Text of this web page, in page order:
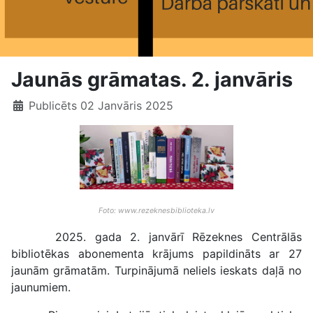
Jaunās grāmatas. 2. janvāris
Publicēts 02 Janvāris 2025
Foto: www.rezeknesbiblioteka.lv
2025. gada 2. janvārī Rēzeknes Centrālās
bibliotēkas abonementa krājums papildināts ar 27
jaunām grāmatām. Turpinājumā neliels ieskats daļā no
jaunumiem.